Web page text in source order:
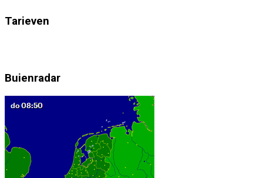
Tarieven
Buienradar